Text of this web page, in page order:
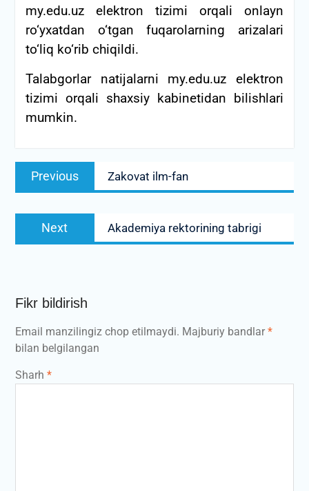
my.edu.uz elektron tizimi orqali onlayn
ro‘yxatdan o‘tgan fuqarolarning arizalari
to‘liq ko‘rib chiqildi.
Talabgorlar natijalarni my.edu.uz elektron
tizimi orqali shaxsiy kabinetidan bilishlari
mumkin.
Post
menyusi
Previous
post:
Zakovat ilm-fan
Next
post:
Akademiya rektorining tabrigi
Fikr bildirish
Email manzilingiz chop etilmaydi. Majburiy bandlar*
bilan belgilangan
Sharh *